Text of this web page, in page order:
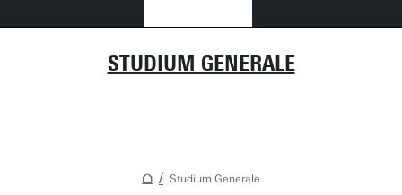
STUDIUM GENERALE
Studium Generale